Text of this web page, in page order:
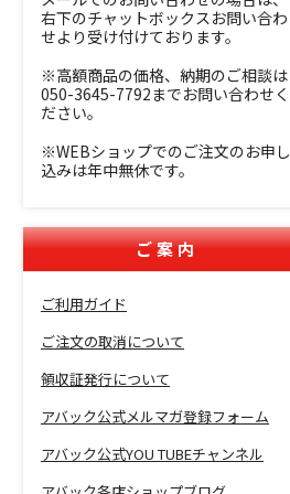
右下のチャットボックスお問い合わ
せより受け付けております。
※高額商品の価格、納期のご相談は
050-3645-7792までお問い合わせく
ださい。
※WEBショップでのご注文のお申し
込みは年中無休です。
ご案内
ご利用ガイド
ご注文の取消について
領収証発行について
アバック公式メルマガ登録フォーム
アバック公式YOU TUBEチャンネル